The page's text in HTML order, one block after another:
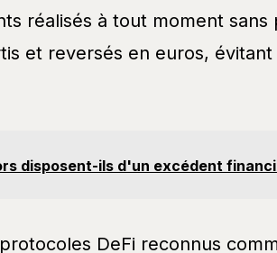
réalisés à tout moment sans
et reversés en euros,
disposent-ils d'un excédent
DeFi reconnus